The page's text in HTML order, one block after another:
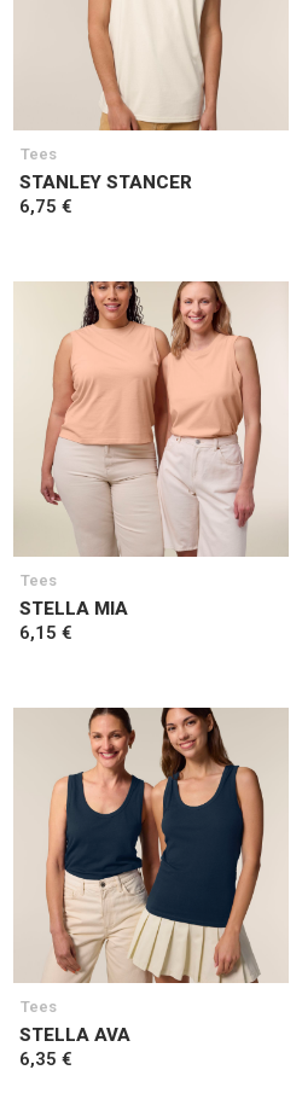
Tees
STANLEY STANCER
6,75 €
Tees
STELLA MIA
6,15 €
Tees
STELLA AVA
6,35 €